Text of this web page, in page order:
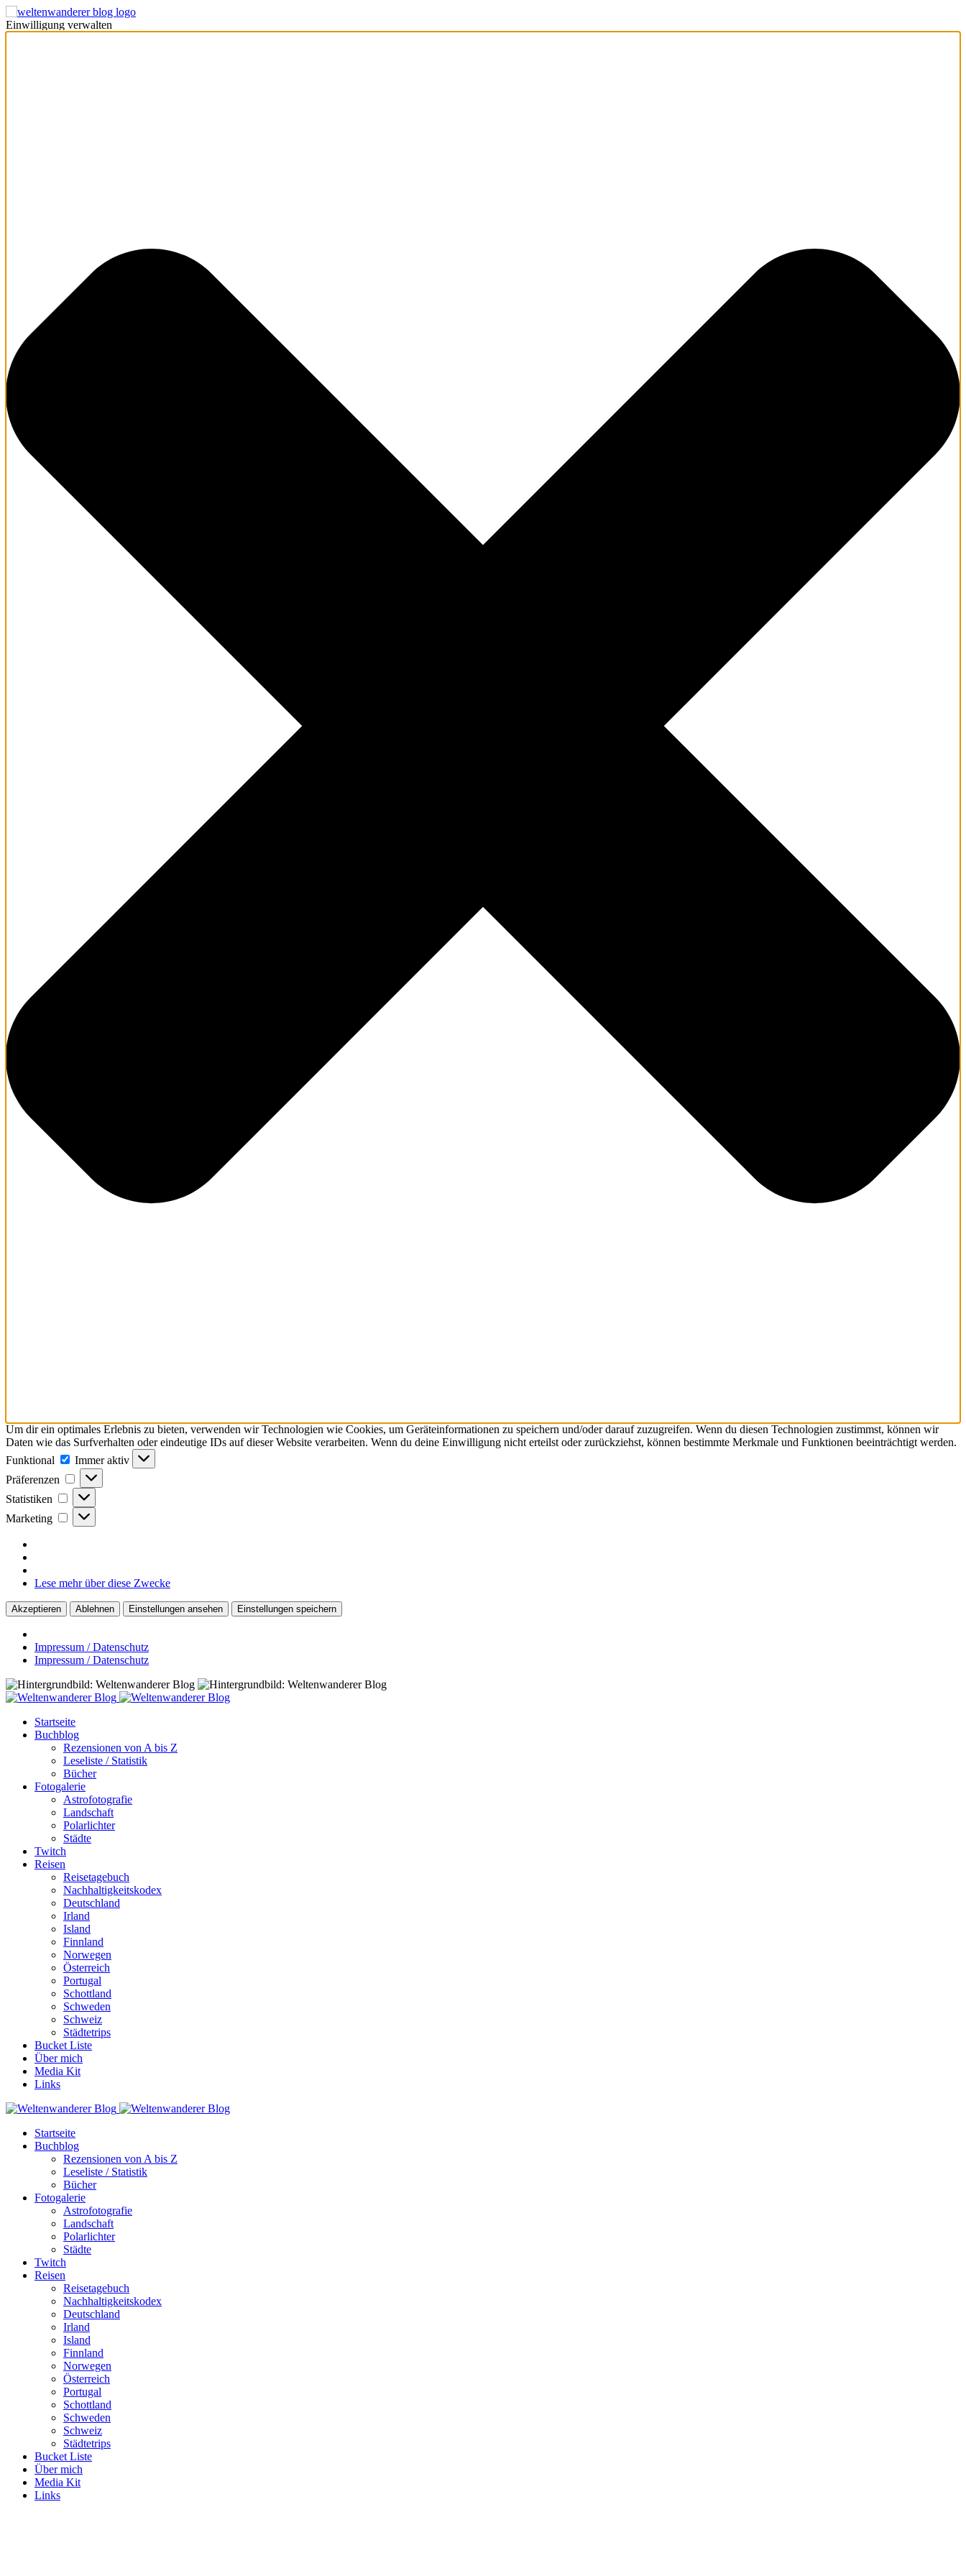
Einwilligung verwalten
Um dir ein optimales Erlebnis zu bieten, verwenden wir Technologien wie Cookies, um Geräteinformationen zu speichern und/oder darauf zuzugreifen. Wenn du diesen Technologien zustimmst, können wir
Daten wie das Surfverhalten oder eindeutige IDs auf dieser Website verarbeiten. Wenn du deine Einwilligung nicht erteilst oder zurückziehst, können bestimmte Merkmale und Funktionen beeinträchtigt werden.
Funktional
Funktional
Immer aktiv
Präferenzen
Präferenzen
Statistiken Statistiken
Marketing Marketing
Lese mehr über diese Zwecke
Akzeptieren Ablehnen Einstellungen ansehen Einstellungen speichern
Impressum / Datenschutz
Impressum / Datenschutz
Startseite
Buchblog
Rezensionen von A bis Z
Leseliste / Statistik
Bücher
Fotogalerie
Astrofotografie
Landschaft
Polarlichter
Städte
Twitch
Reisen
Reisetagebuch
Nachhaltigkeitskodex
Deutschland
Irland
Island
Finnland
Norwegen
Österreich
Portugal
Schottland
Schweden
Schweiz
Städtetrips
Bucket Liste
Über mich
Media Kit
Links
Startseite
Buchblog
Rezensionen von A bis Z
Leseliste / Statistik
Bücher
Fotogalerie
Astrofotografie
Landschaft
Polarlichter
Städte
Twitch
Reisen
Reisetagebuch
Nachhaltigkeitskodex
Deutschland
Irland
Island
Finnland
Norwegen
Österreich
Portugal
Schottland
Schweden
Schweiz
Städtetrips
Bucket Liste
Über mich
Media Kit
Links